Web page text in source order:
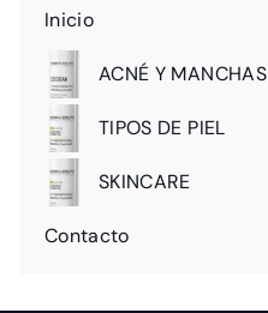
correo
Inicio
ACNÉ Y MANCHAS
Expandir
menú
TIPOS DE PIEL
Expandir
menú
SKINCARE
Expandir
menú
Contacto